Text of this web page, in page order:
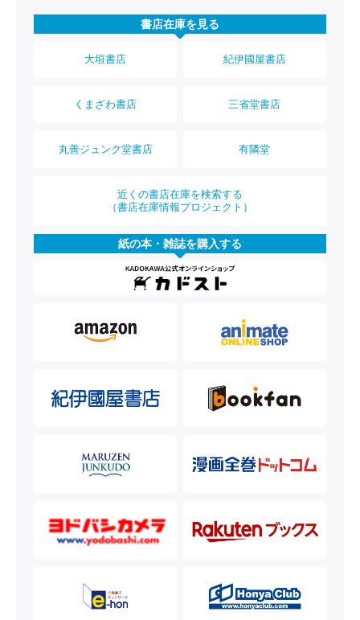
書店在庫を見る
大垣書店 紀伊國屋書店
くまざわ書店 三省堂書店
丸善ジュンク堂書店 有隣堂
近くの書店在庫を検索する
（書店在庫情報プロジェクト）
紙の本・雑誌を購入する